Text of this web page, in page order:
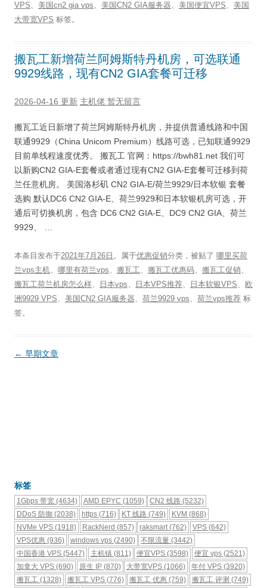
VPS、 美国cn2 gia vps、 美国CN2 GIA服务器、 美国便宜VPS、 美国
大带宽VPS 标签。
搬瓦工新增荷兰阿姆斯特丹机房，可选联通
9929线路，现有CN2 GIA套餐可迁移
2026-04-16 更新 主机佬 暂无留言
搬瓦工近日新增了荷兰阿姆斯特丹机房，并提供普通线路和中国
联通9929（China Unicom Premium）线路可选，已知联通9929
目前单线程速度优秀。 搬瓦工 官网：https://bwh81.net 我们可
以新购CN2 GIA-E套餐或者通过现有CN2 GIA-E套餐可迁移到荷
兰任意机房。 美国洛杉矶 CN2 GIA-E/荷兰9929/日本软银 套餐
选购 默认DC6 CN2 GIA-E、荷兰9929和日本软银机房可选，开
通后可切换机房，包含 DC6 CN2 GIA-E、DC9 CN2 GIA、荷兰
9929、 …
本条目发布于2021年7月26日 。属于优惠促销分类，被贴了 哪里买荷
兰vps主机、 哪里有荷兰vps、 搬瓦工、 搬瓦工优惠码、 搬瓦工促销、
搬瓦工荷兰机房怎么样、 日本vps、 日本VPS推荐、 日本软银VPS、 欧
洲9929 VPS、 美国CN2 GIA服务器、 荷兰9929 vps、 荷兰vps推荐 标
签。
文
← 早期文章
标签
1Gbps 带宽 (4634) AMD EPYC (1059) CN2 线路 (5232)
DDoS 防御 (2038) https(716) KT 线路 (749) KVM (868)
NVMe VPS (1918) RackNerd (857) raksmart(762) VPS(642)
VPS优惠 (936) windows vps(2490) 不限流量 (3442)
中国香港 VPS (5447) 主机镇(811) 便宜VPS (3598) 便宜 vps(2521)
加拿大 VPS (690) 原生 IP(870) 大带宽VPS (1066) 年付 VPS(3920)
搬瓦工 (1328) 搬瓦工 VPS(776) 搬瓦工 优惠 (759) 搬瓦工 评测 (749)